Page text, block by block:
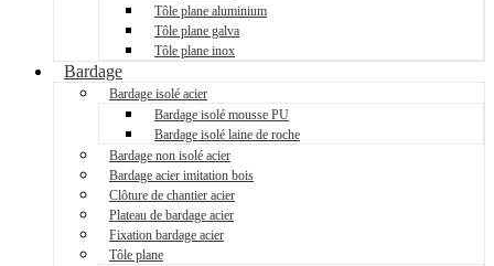
Tôle plane aluminium
Tôle plane galva
Tôle plane inox
Bardage
Bardage isolé acier
Bardage isolé mousse PU
Bardage isolé laine de roche
Bardage non isolé acier
Bardage acier imitation bois
Clôture de chantier acier
Plateau de bardage acier
Fixation bardage acier
Tôle plane